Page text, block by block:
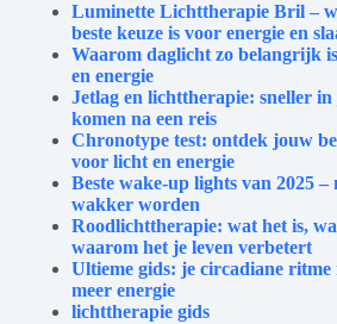
Luminette Lichttherapie Bril –
beste keuze is voor energie en
Waarom daglicht zo belangrijk
en energie
Jetlag en lichttherapie: sneller
komen na een reis
Chronotype test: ontdek jouw
voor licht en energie
Beste wake-up lights van 2025
wakker worden
Roodlichttherapie: wat het is,
waarom het je leven verbetert
Ultieme gids: je circadiane ritme
meer energie
lichttherapie gids